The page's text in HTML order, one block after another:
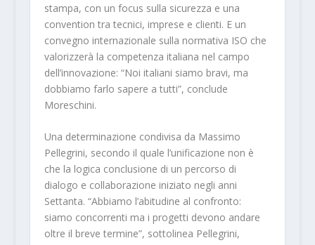
stampa, con un focus sulla sicurezza e una
convention tra tecnici, imprese e clienti. E un
convegno internazionale sulla normativa ISO che
valorizzerà la competenza italiana nel campo
dell’innovazione: “Noi italiani siamo bravi, ma
dobbiamo farlo sapere a tutti”, conclude
Moreschini.
Una determinazione condivisa da Massimo
Pellegrini, secondo il quale l’unificazione non è
che la logica conclusione di un percorso di
dialogo e collaborazione iniziato negli anni
Settanta. “Abbiamo l’abitudine al confronto:
siamo concorrenti ma i progetti devono andare
oltre il breve termine”, sottolinea Pellegrini,